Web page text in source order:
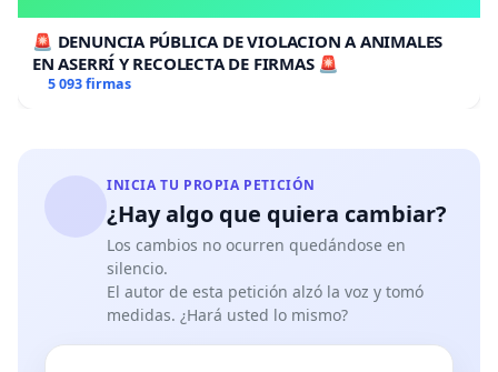
🚨 DENUNCIA PÚBLICA DE VIOLACION A ANIMALES
EN ASERRÍ Y RECOLECTA DE FIRMAS 🚨
5 093 firmas
INICIA TU PROPIA PETICIÓN
¿Hay algo que quiera cambiar?
Los cambios no ocurren quedándose en
silencio.
El autor de esta petición alzó la voz y tomó
medidas. ¿Hará usted lo mismo?